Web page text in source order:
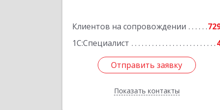
Клиентов на сопровождении
1С:Специалист
Отправить заявку
Показать контакты
Отправить заявку
Назад